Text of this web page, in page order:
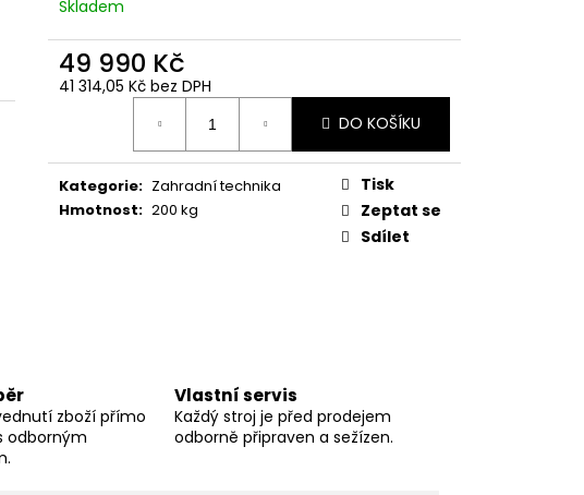
Skladem
49 990 Kč
41 314,05 Kč bez DPH
DO KOŠÍKU
Kategorie: Zahradní technika
Hmotnost: 200 kg
Tisk
Zeptat se
Sdílet
zboží přímo
odborným
Vlastní servis
Každý stroj je před prodejem
odborně připraven a sežízen.